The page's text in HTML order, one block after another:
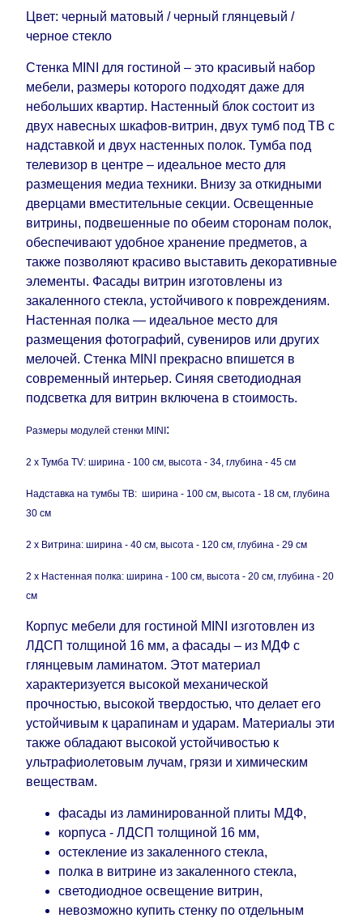
выходные, праздничные вечера и праздничные
дни) от даты получения оплаты от
кредитной
компании клиента.
Возможны задержки, связанные с морской
доставкой при заказе мебели из-за границы, на
которые не может повлиять Поставщик, в этих
случаях срок доставки будет продлен еще на 30
рабочих дней и не будет считаться
задержкой. Вместе с тем поставщики
прилагают все усилия, чтобы максимально
ускорить
доставку, но, не имея возможности
это гарантировать, поэтому интернет-магазин
не несет ответственности за какие-либо
Мебель из категории "
Модульная мебель
является модулярной, что оставляет право за
Поставщиком сделать доставку по мере
поступления модулей с фабрики, в течение
дополнительных 60 рабочих дней после первой
доставки товара на дом клиенту.
Цвет: черный матовый / черный глянцевый /
черное стекло
Стенка MINI для гостиной – это красивый набор
мебели, размеры которого подходят даже для
небольших квартир. Настенный блок состоит из
двух навесных шкафов-витрин, двух тумб под ТВ с
надставкой и двух настенных полок. Тумба под
телевизор в центре – идеальное место для
размещения медиа техники. Внизу за откидными
дверцами вместительные секции. Освещенные
витрины, подвешенные по обеим сторонам полок,
обеспечивают удобное хранение предметов, а
также позволяют красиво выставить декоративные
элементы. Фасады витрин изготовлены из
закаленного стекла, устойчивого к повреждениям.
Настенная полка — идеальное место для
размещения фотографий, сувениров или других
мелочей. Стенка MINI прекрасно впишется в
современный интерьер. Синяя светодиодная
подсветка для витрин включена в стоимость.
Размеры модулей стенки MINI:
2 х Тумба TV: ширина - 100 см, высота - 34, глубина - 45 см
Надставка на тумбы ТВ: ширина - 100 см, высота - 18 см, глубина
30 см
2 x Витрина: ширина - 40 см, высота - 120 см, глубина - 29 см
2 х Настенная полка: ширина - 100 см, высота - 20 см, глубина - 20
см
Корпус мебели для гостиной MINI изготовлен из
ЛДСП толщиной 16 мм, а фасады – из МДФ с
глянцевым ламинатом. Этот материал
характеризуется высокой механической
прочностью, высокой твердостью, что делает его
устойчивым к царапинам и ударам. Материалы эти
также обладают высокой устойчивостью к
ультрафиолетовым лучам, грязи и химическим
веществам.
фасады из ламинированной плиты МДФ,
корпуса - ЛДСП толщиной 16 мм,
остекление из закаленного стекла,
полка в витрине из закаленного стекла,
светодиодное освещение витрин,
невозможно купить стенку по отдельным